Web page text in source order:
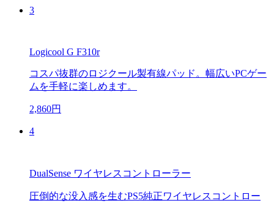
3
Logicool G F310r
コスパ抜群のロジクール製有線パッド。幅広いPCゲー
ムを手軽に楽しめます。
2,860円
4
DualSense ワイヤレスコントローラー
圧倒的な没入感を生むPS5純正ワイヤレスコントロー